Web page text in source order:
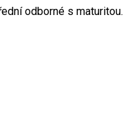
odborné s maturitou.